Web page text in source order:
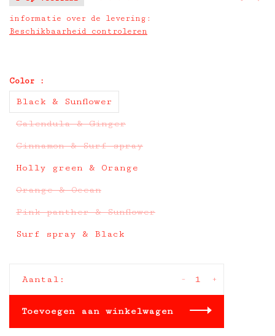
informatie over de levering:
Beschikbaarheid controleren
Color :
Black & Sunflower
Calendula & Ginger
Cinnamon & Surf spray
Holly green & Orange
Orange & Ocean
Pink panther & Sunflower
Surf spray & Black
Aantal: +
-
Toevoegen aan winkelwagen